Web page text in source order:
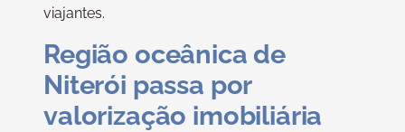
viajantes.
Região oceânica de
Niterói passa por
valorização imobiliária